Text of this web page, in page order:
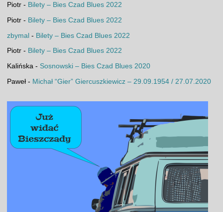
Piotr- Bilety – Bies Czad Blues 2022
Piotr- Bilety – Bies Czad Blues 2022
zbymal- Bilety – Bies Czad Blues 2022
Piotr- Bilety – Bies Czad Blues 2022
Kalińska- Sosnowski – Bies Czad Blues 2020
Paweł- Michał “Gier” Giercuszkiewicz – 29.09.1954 / 27.07.2020